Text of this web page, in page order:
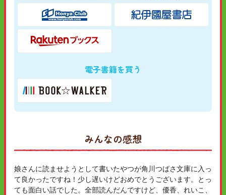
電子書籍を買う
みんなの感想
娘さんに読ませようとして書いたやつが角川つばさ文庫に入っ
て良かったですね！少し遅いけどおめでとうございます。とっ
ても面白い話でした。全部読んだんですけど、優香、れいこ、